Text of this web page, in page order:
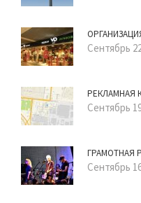
Сентябрь
РЕКЛАМНАЯ
Сентябрь
ГРАМОТНАЯ
Сентябрь